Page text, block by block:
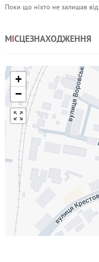
Поки що ніхто не залишав
МІСЦЕЗНАХОДЖЕННЯ
+
−